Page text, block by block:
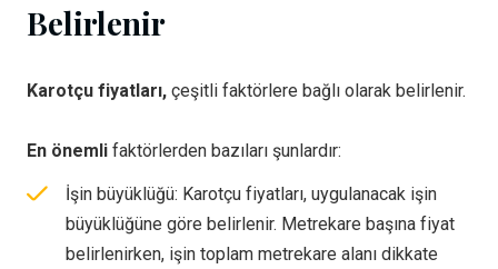
Belirlenir
Karotçu fiyatları, çeşitli faktörlere bağlı olarak belirlenir.
En önemli faktörlerden bazıları şunlardır:
İşin büyüklüğü: Karotçu fiyatları, uygulanacak işin
büyüklüğüne göre belirlenir. Metrekare başına fiyat
belirlenirken, işin toplam metrekare alanı dikkate